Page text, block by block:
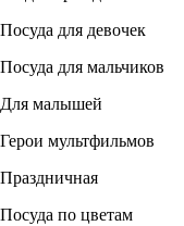
Посуда для девочек
Посуда для мальчиков
Для малышей
Герои мультфильмов
Праздничная
Посуда по цветам